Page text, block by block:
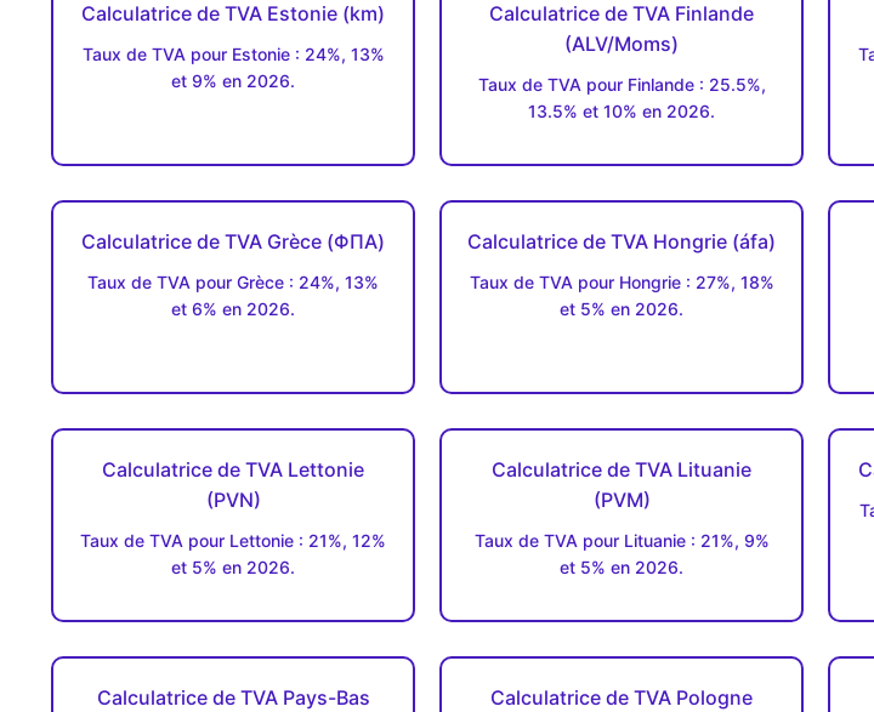
Calculatrice de TVA Estonie (km)
Taux de TVA pour Estonie : 24%, 13%
et 9% en 2026.
Calculatrice de TVA Finlande
(ALV/Moms)
Taux de TVA pour Finlande : 25.5%,
13.5% et 10% en 2026.
Calculatrice de TVA Grèce (ΦΠΑ)
Taux de TVA pour Grèce : 24%, 13%
et 6% en 2026.
Calculatrice de TVA Hongrie (áfa)
Taux de TVA pour Hongrie : 27%, 18%
et 5% en 2026.
Calculatrice de TVA Lettonie
(PVN)
Taux de TVA pour Lettonie : 21%, 12%
et 5% en 2026.
Calculatrice de TVA Lituanie
(PVM)
Taux de TVA pour Lituanie : 21%, 9%
et 5% en 2026.
Calculatrice de TVA Pays-Bas
Calculatrice de TVA Pologne